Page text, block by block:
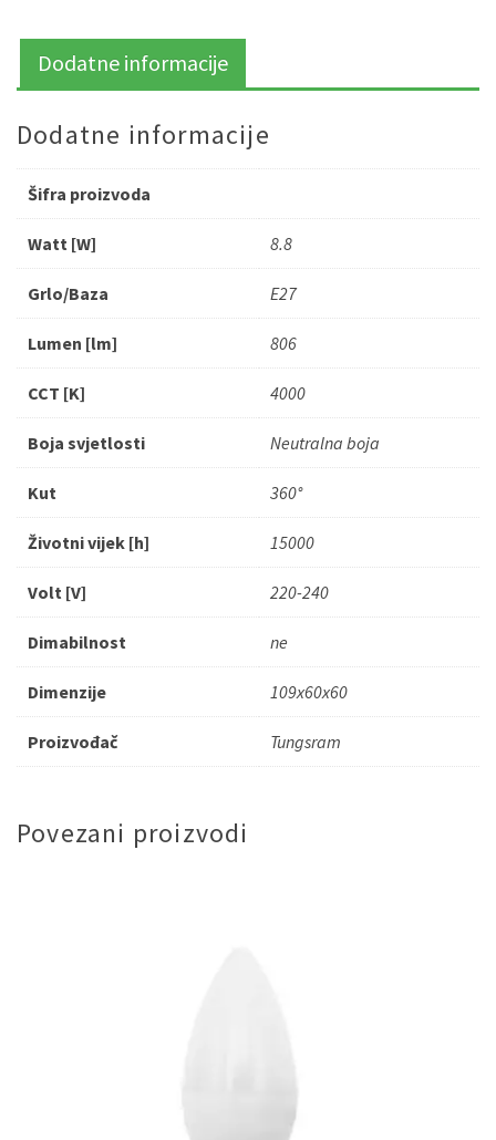
Dodatne informacije
Dodatne informacije
Šifra proizvoda
Watt [W] 8.8
Grlo/Baza E27
Lumen [lm] 806
CCT [K] 4000
Boja svjetlosti Neutralna boja
Kut 360°
Životni vijek [h] 15000
Volt [V] 220-240
Dimabilnost ne
Dimenzije 109x60x60
Proizvođač Tungsram
Povezani proizvodi